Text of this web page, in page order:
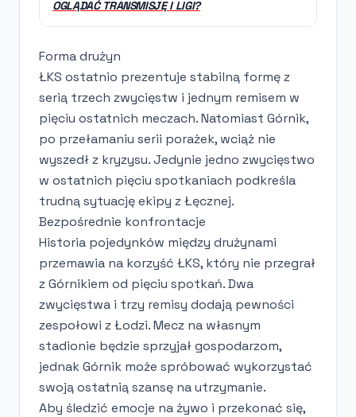
OGLĄDAĆ TRANSMISJĘ I LIGI?
Forma drużyn
ŁKS ostatnio prezentuje stabilną formę z
serią trzech zwycięstw i jednym remisem w
pięciu ostatnich meczach. Natomiast Górnik,
po przełamaniu serii porażek, wciąż nie
wyszedł z kryzysu. Jedynie jedno zwycięstwo
w ostatnich pięciu spotkaniach podkreśla
trudną sytuację ekipy z Łęcznej.
Bezpośrednie konfrontacje
Historia pojedynków między drużynami
przemawia na korzyść ŁKS, który nie przegrał
z Górnikiem od pięciu spotkań. Dwa
zwycięstwa i trzy remisy dodają pewności
zespołowi z Łodzi. Mecz na własnym
stadionie będzie sprzyjał gospodarzom,
jednak Górnik może spróbować wykorzystać
swoją ostatnią szansę na utrzymanie.
Aby śledzić emocje na żywo i przekonać się,